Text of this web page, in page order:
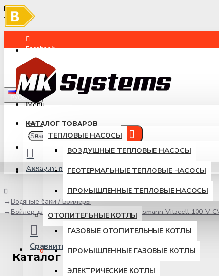
Меню
Your Cart
Facebook
Instagram
РУССКИЙ
Аккаунт покупателяЛогин / Регистрация
Сравнить Сравнение продуктов
0
Menu
КАТАЛОГ ТОВАРОВ
ТЕПЛОВЫЕ НАСОСЫ
ВОЗДУШНЫЕ ТЕПЛОВЫЕ НАСОСЫ
ГЕОТЕРМАЛЬНЫЕ ТЕПЛОВЫЕ НАСОСЫ
ПРОМЫШЛЕННЫЕ ТЕПЛОВЫЕ НАСОСЫ
OТОПИТЕЛЬНЫЕ КОТЛЫ
ГАЗОВЫЕ ОТОПИТЕЛЬНЫЕ КОТЛЫ
ПРОМЫШЛЕННЫЕ ГАЗОВЫЕ КОТЛЫ
ЭЛЕКТРИЧЕСКИЕ КОТЛЫ
ЗАРЕГИСТРИРОВАТЬСЯ
Водяные баки / Бойлеры
Бойлер для питьевой горячей воды Viessmann Vitocell 100-V
Каталог товаров
B